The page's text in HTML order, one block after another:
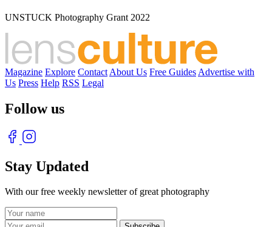
UNSTUCK Photography Grant 2022
Magazine Explore Contact About Us Free Guides Advertise with
Us Press Help RSS Legal
Follow us
Stay Updated
With our free weekly newsletter of great photography